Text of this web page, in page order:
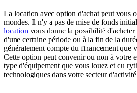
La location avec option d'achat peut vous
mondes. Il n'y a pas de mise de fonds
location vous donne la possibilité
d'une certaine période ou à la fin de la
généralement compte du financement que
Cette option peut convenir ou non à votre
type d'équipement que vous louez et du
technologiques dans votre secteur d'activité.